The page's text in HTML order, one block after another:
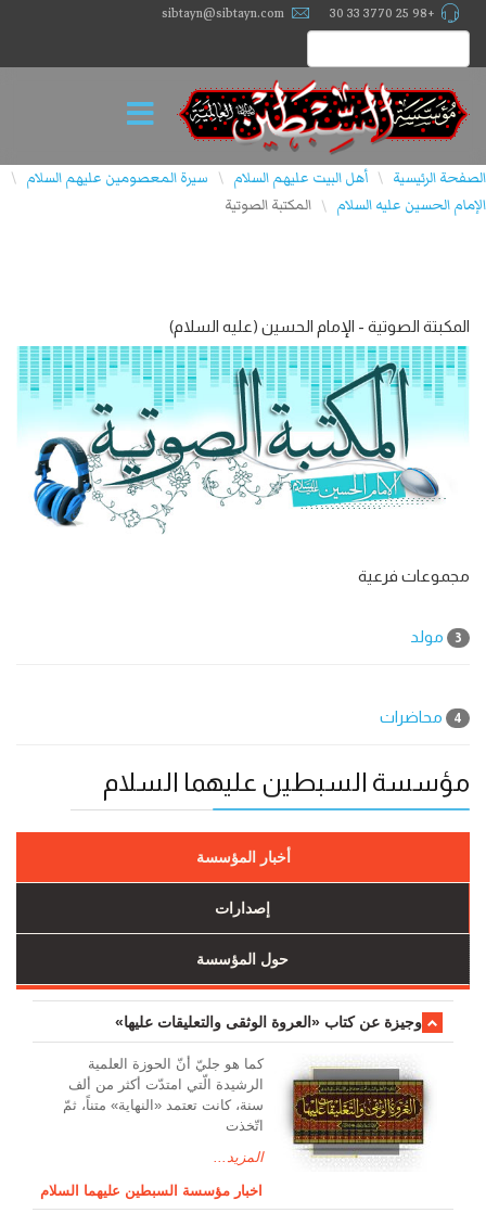
+98 25 3770 33 30
sibtayn@sibtayn.com
الصفحة الرئيسية \ أهل البيت عليهم السلام \ سيرة المعصومين عليهم السلام \
الإمام الحسين عليه السلام \ المكتبة الصوتية
المکبتة الصوتیة - الإمام الحسين (علیه السلام)
مجموعات فرعية
3 مولد
4 محاضرات
مؤسسة السبطين عليهما السلام
أخبار المؤسسة
إصدارات
حول المؤسسة
وجیزة عن کتاب «العروة الوثقی والتعلیقات علیها»
کما هو جليّ أنّ الحوزة العلمیة
الرشیدة الّتي امتدّت أكثر من ألف
سنة، كانت تعتمد «النهاية» متناً، ثمّ
اتّخذت
المزيد...
اخبار مؤسسة السبطين عليهما السلام